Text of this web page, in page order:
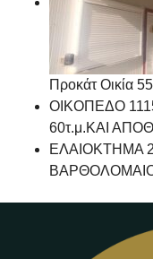
Προκάτ Οικία
ΟΙΚΟΠΕΔΟ
60τ.μ.ΚΑΙ
ΕΛΑΙΟΚΤΗΜΑ